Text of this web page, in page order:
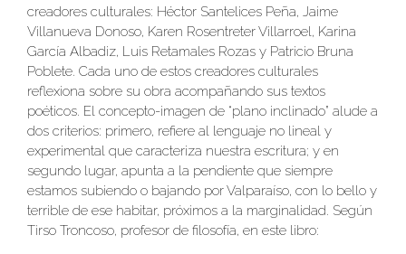
creadores culturales: Héctor Santelices Peña, Jaime
Villanueva Donoso, Karen Rosentreter Villarroel, Karina
García Albadiz, Luis Retamales Rozas y Patricio Bruna
Poblete. Cada uno de estos creadores culturales
reflexiona sobre su obra acompañando sus textos
poéticos. El concepto-imagen de “plano inclinado” alude a
dos criterios: primero, refiere al lenguaje no lineal y
experimental que caracteriza nuestra escritura; y en
segundo lugar, apunta a la pendiente que siempre
estamos subiendo o bajando por Valparaíso, con lo bello y
terrible de ese habitar, próximos a la marginalidad. Según
Tirso Troncoso, profesor de filosofía, en este libro: